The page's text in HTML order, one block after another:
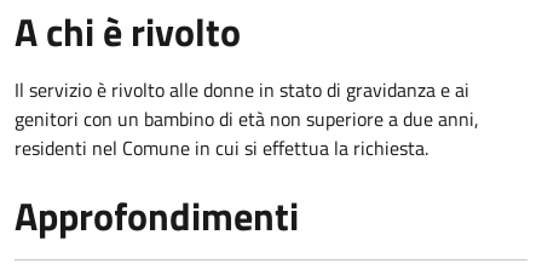
A chi è rivolto
Il servizio è rivolto alle donne in stato di gravidanza e ai
genitori con un bambino di età non superiore a due anni,
residenti nel Comune in cui si effettua la richiesta.
Approfondimenti